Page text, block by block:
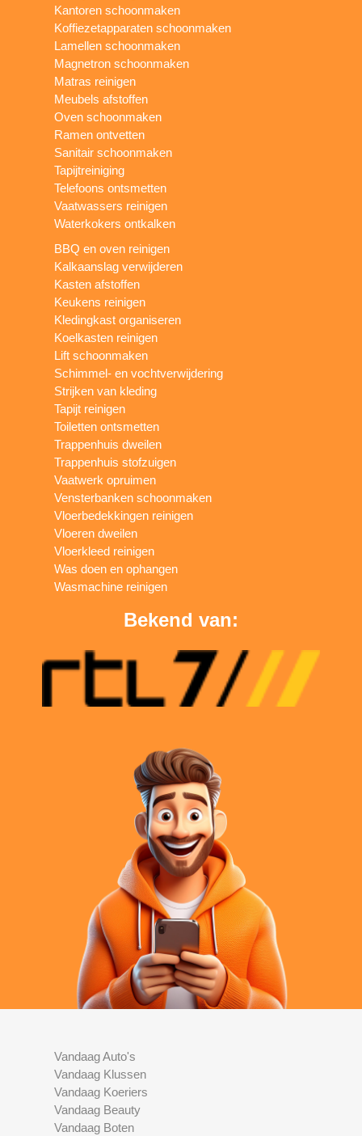
Kantoren schoonmaken
Koffiezetapparaten schoonmaken
Lamellen schoonmaken
Magnetron schoonmaken
Matras reinigen
Meubels afstoffen
Oven schoonmaken
Ramen ontvetten
Sanitair schoonmaken
Tapijtreiniging
Telefoons ontsmetten
Vaatwassers reinigen
Waterkokers ontkalken
BBQ en oven reinigen
Kalkaanslag verwijderen
Kasten afstoffen
Keukens reinigen
Kledingkast organiseren
Koelkasten reinigen
Lift schoonmaken
Schimmel- en vochtverwijdering
Strijken van kleding
Tapijt reinigen
Toiletten ontsmetten
Trappenhuis dweilen
Trappenhuis stofzuigen
Vaatwerk opruimen
Vensterbanken schoonmaken
Vloerbedekkingen reinigen
Vloeren dweilen
Vloerkleed reinigen
Was doen en ophangen
Wasmachine reinigen
Bekend van:
Vandaag Auto's
Vandaag Klussen
Vandaag Koeriers
Vandaag Beauty
Vandaag Boten